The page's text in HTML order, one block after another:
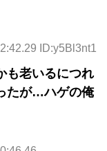
ID:y5Bl3nt1
も老いるにつれ
たが…ハゲの俺